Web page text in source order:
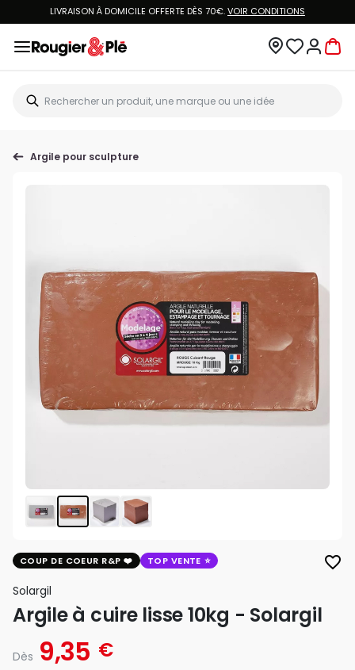
LIVRAISON À DOMICILE OFFERTE DÈS 70€.VOIR CONDITIONS
Argile pour sculpture
COUP DE COEUR R&P TOP VENTE favorite_border
Solargil
Argile à cuire lisse 10kg - Solargil
Dès 9,35 €